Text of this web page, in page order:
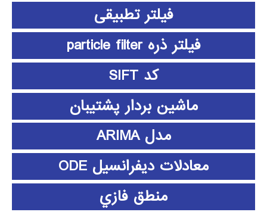
فیلتر تطبیقی
فیلتر ذره particle filter
کد SIFT
ماشین بردار پشتیبان
مدل ARIMA
معادلات دیفرانسیل ODE
منطق فازي